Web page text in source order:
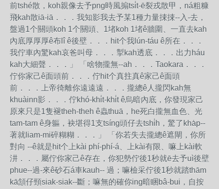
前tshé散，koh親像去予png時風搧tsi̍t-ē裂戎散甲，ná粗糠
飛kah散iā-iā．．．我知影我去予某1種力量捒捒--入-去，
盤過1个關頭koh 1个關頭、1堵koh 1堵ê牆圍、一直去kah
內底厚厚厚ê布lî ê後壁．．．hit个我lún-táu ê所在．．．
我佇車內驚kah哀爸叫母．．．掣kah透底．．．出力háu
kah大細聲．．．」 「啥物攏無--ah．．．Taokara．．．
佇你家己ê面頭前．．．佇hit个真拄真ê家己ê面頭
前．．．上帝徛離你遠遠遠．．．攏總ê人攏閃kah無
khuàinn影．．．佇khó-khi̍t-khi̍t ê烏暗內底，你發現家己
原來只是1隻褪theh-theh ê蟲thuā，he死白攏無血色、光
tam-tam ê身軀，袂堪得1支tsíng頭仔去tshi̍h，驚了kha̍p--
著就liam-mi碎糊糊．．．」 「你若失去攏總ê遮閘，你所
對向 --ê就是hit个上kài phí-phí-á、上kài有限、嘛上kài軟
汫．．．屬佇你家己ê存在，你犯勢佇後1秒就ē去予uì後壁
phue--過-來ê砂石á車kauh-- 過；嘛檢采佇後1秒就踏thām
kā頷仔頸siak-siak--斷；嘛無的確你ing暗睏bâ-bui，自按